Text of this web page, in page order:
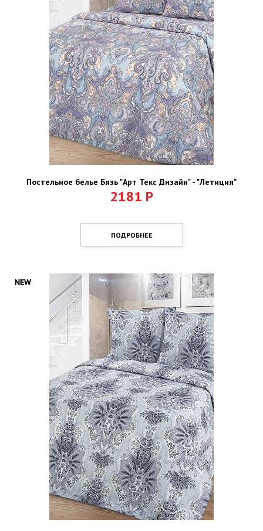
Постельное белье Бязь "Арт Текс Дизайн" - "Летиция"
2181 Р
ПОДРОБНЕЕ